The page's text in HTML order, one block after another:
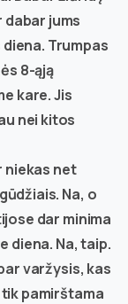
dabar jums
Trumpas
8-ąją
kare. Jis
nei kitos
niekas net
Na, o
dar minima
diena. Na, taip.
varžysis, kas
pamirštama